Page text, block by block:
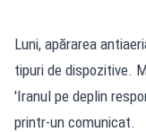
Luni, apărarea
tipuri de dispozitive.
'Iranul pe deplin
printr-un comunicat.